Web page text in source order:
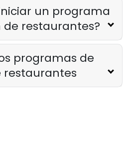
saber si su restaurante ha
su oferta tecnologica
McMahon Feb 04, 2026
Management
reducir las horas extras en los
un programa
de restaurantes?
programas de
restaurantes